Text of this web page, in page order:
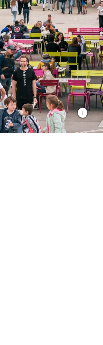
Vue sur